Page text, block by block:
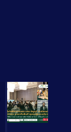
Long